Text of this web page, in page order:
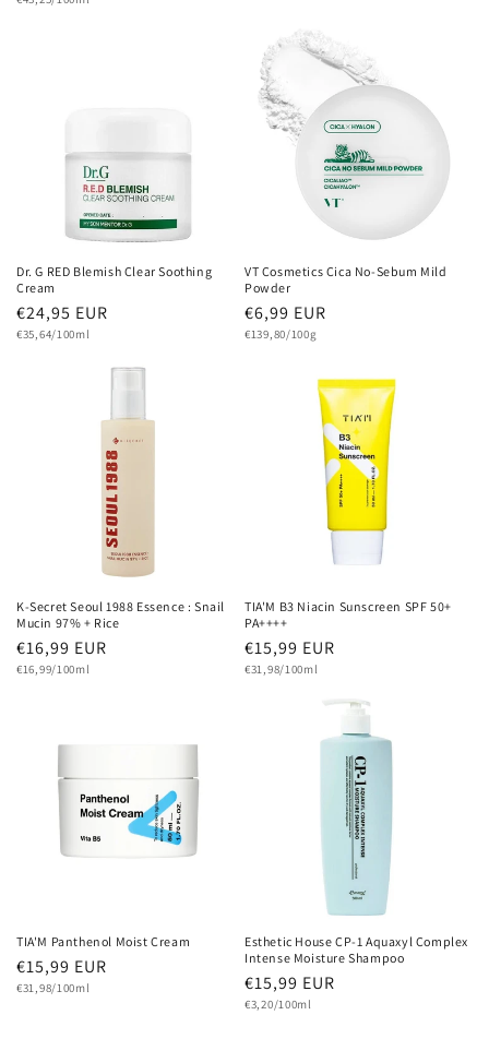
Dr. G RED Blemish Clear Soothing
Cream
Normaler
Preis
€24,95 EUR
Grundpreis
€35,64/100ml
VT Cosmetics Cica No-Sebum Mild
Powder
Normaler
Preis
€6,99 EUR
Grundpreis
€139,80/100g
K-Secret Seoul 1988 Essence : Snail
Mucin 97% + Rice
Normaler
Preis
€16,99 EUR
Grundpreis
€16,99/100ml
TIA'M B3 Niacin Sunscreen SPF 50+
PA++++
Normaler
Preis
€15,99 EUR
Grundpreis
€31,98/100ml
TIA'M Panthenol Moist Cream
Normaler
Preis
€15,99 EUR
Grundpreis
€31,98/100ml
Esthetic House CP-1 Aquaxyl Complex
Intense Moisture Shampoo
Normaler
Preis
€15,99 EUR
Grundpreis
€3,20/100ml